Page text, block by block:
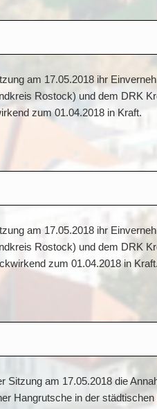
am 17.05.2018 ihr
Rostock) und dem DRK
zum 01.04.2018 in Kraft.
am 17.05.2018 ihr
Rostock) und dem DRK
zum 01.04.2018 in Kraft.
Sitzung am 17.05.2018 die
Hangrutsche in der